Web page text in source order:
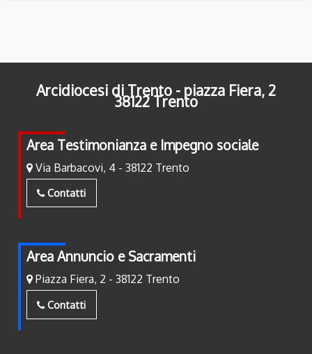
Arcidiocesi di Trento - piazza Fiera, 2
38122 Trento
Area Testimonianza e Impegno sociale
Via Barbacovi, 4 - 38122 Trento
Contatti
Area Annuncio e Sacramenti
Piazza Fiera, 2 - 38122 Trento
Contatti